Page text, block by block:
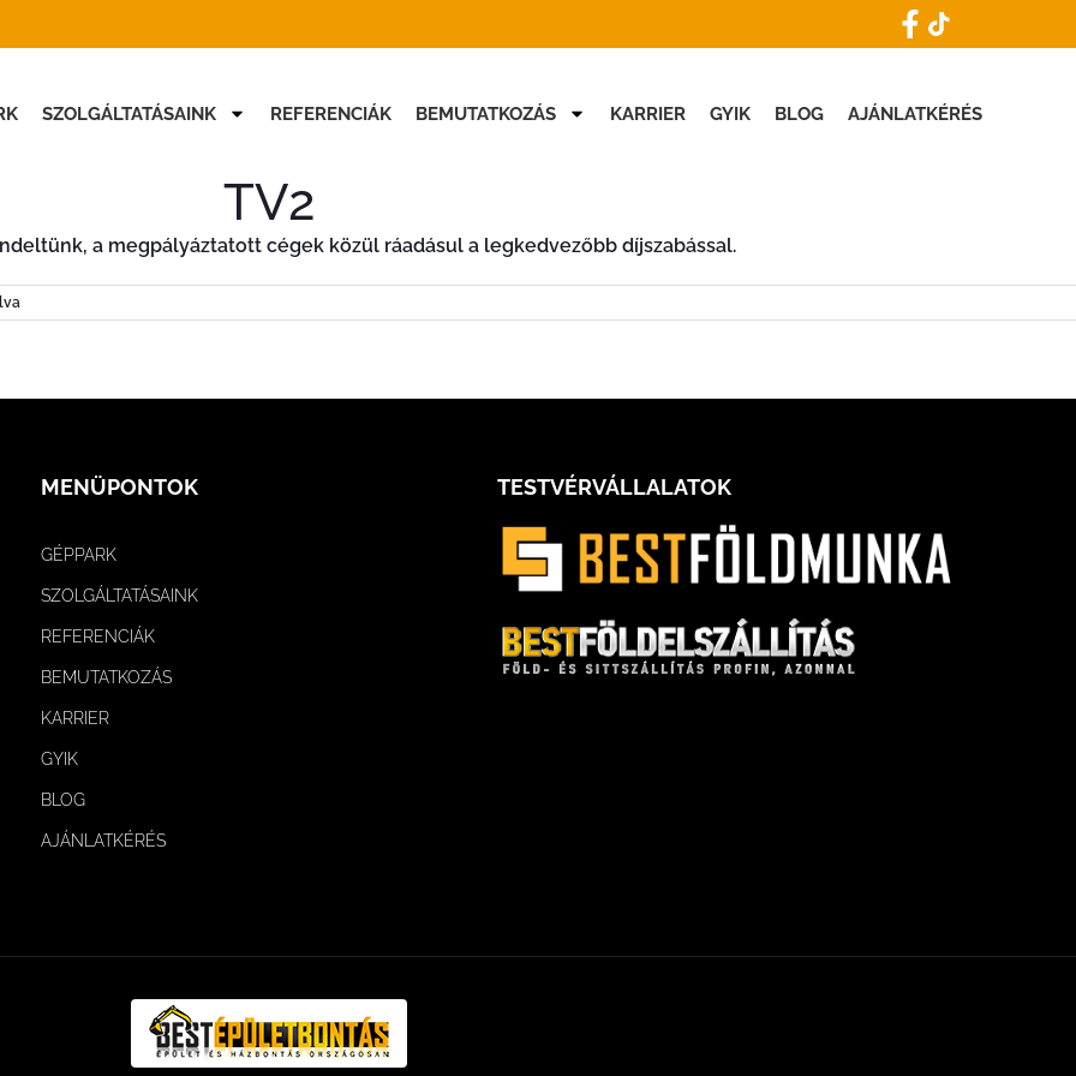
SZOLGÁLTATÁSAINK REFERENCIÁK BEMUTATKOZÁS KARRIER GYIK BLOG AJÁNLATKÉRÉS
TV2
a megpályáztatott cégek közül ráadásul a legkedvezőbb díjszabással.
MENÜPONTOK
GÉPPARK
SZOLGÁLTATÁSAINK
REFERENCIÁK
BEMUTATKOZÁS
KARRIER
GYIK
BLOG
AJÁNLATKÉRÉS
TESTVÉRVÁLLALATOK